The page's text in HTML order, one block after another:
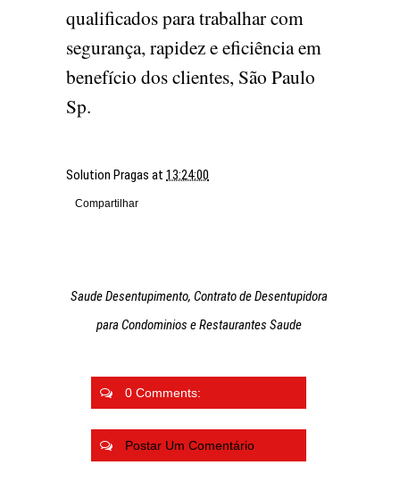
qualificados para trabalhar com
segurança, rapidez e eficiência em
benefício dos clientes, São Paulo
Sp.
Solution Pragas at 13:24:00
Compartilhar
Saude Desentupimento, Contrato de Desentupidora
para Condominios e Restaurantes Saude
0 Comments:
Postar Um Comentário